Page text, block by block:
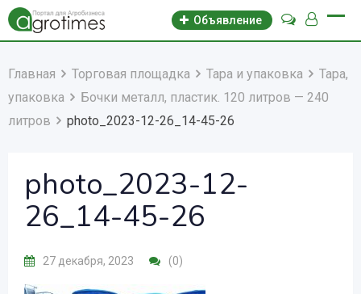
Объявление
Главная Торговая площадка Тара и упаковка
Тара,
упаковка
Бочки металл, пластик. 120 литров — 240
литров
photo_2023-12-26_14-45-26
photo_2023-12-
26_14-45-26
27 декабря, 2023 (0)